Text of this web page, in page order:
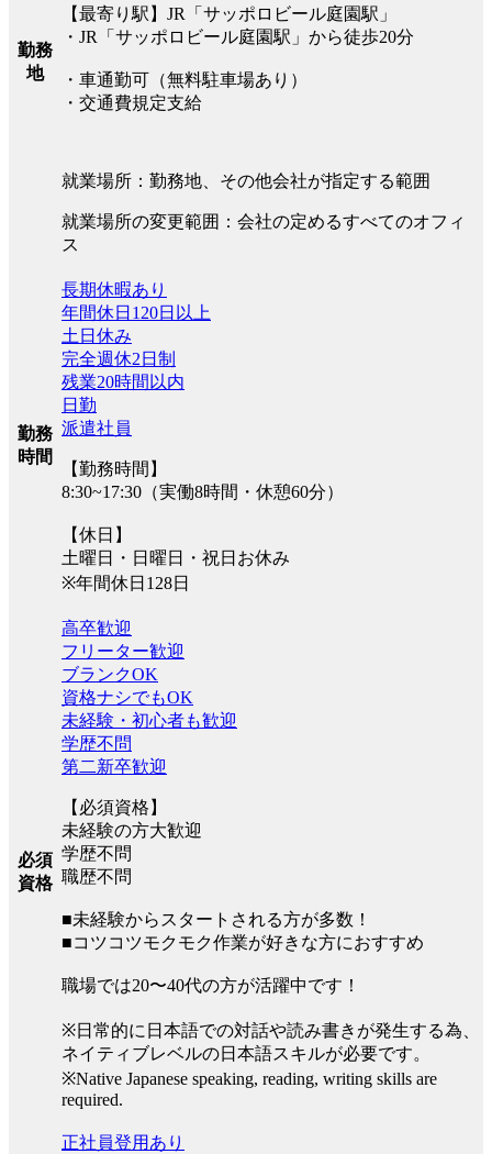
勤務
地
【最寄り駅】JR「サッポロビール庭園駅」
・JR「サッポロビール庭園駅」から徒歩20分
・車通勤可（無料駐車場あり）
・交通費規定支給
就業場所：勤務地、その他会社が指定する範囲
就業場所の変更範囲：会社の定めるすべてのオフィ
ス
勤務
時間
長期休暇あり
年間休日120日以上
土日休み
完全週休2日制
残業20時間以内
日勤
派遣社員
【勤務時間】
8:30~17:30（実働8時間・休憩60分）
【休日】
土曜日・日曜日・祝日お休み
※年間休日128日
必須
資格
高卒歓迎
フリーター歓迎
ブランクOK
資格ナシでもOK
未経験・初心者も歓迎
学歴不問
第二新卒歓迎
【必須資格】
未経験の方大歓迎
学歴不問
職歴不問
■未経験からスタートされる方が多数！
■コツコツモクモク作業が好きな方におすすめ
職場では20〜40代の方が活躍中です！
※日常的に日本語での対話や読み書きが発生する為、
ネイティブレベルの日本語スキルが必要です。
※Native Japanese speaking, reading, writing skills are
required.
正社員登用あり